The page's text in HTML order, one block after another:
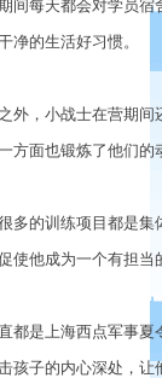
间每天都会对学员
净的生活好习惯。
外，小战士在营期
方面也锻炼了他们
多的训练项目都是
使他成为一个有担当
都是上海西点军事
孩子的内心深处，